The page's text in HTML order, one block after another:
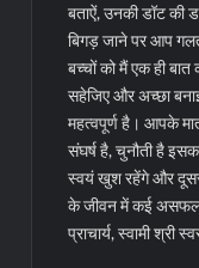
बताऐं, उनकी डॉट की
बिगड़ जाने पर आप
बच्चों को मैं एक ही
सहेजिए और अच्छा
महत्वपूर्ण है। आपके
संघर्ष है, चुनौती है
स्वयं खुश रहेंगे और
के जीवन में कई
प्राचार्य, स्वामी श्री